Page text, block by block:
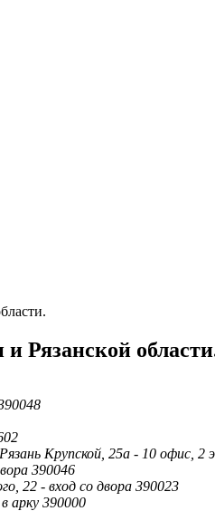
Рязанской
Крупской, 25а - 10 офис,
390046
22 - вход со двора 390023
арку 390000